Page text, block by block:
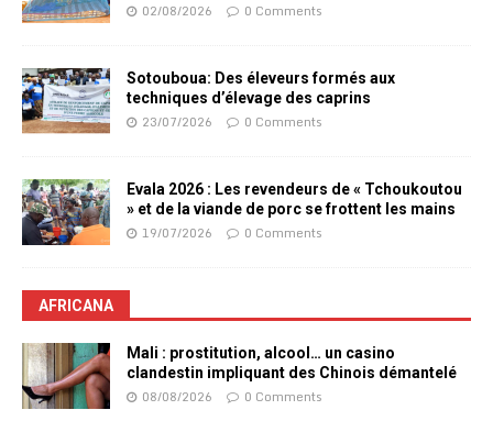
02/08/2026 0 Comments
Sotouboua: Des éleveurs formés aux
techniques d’élevage des caprins
23/07/2026 0 Comments
Evala 2026 : Les revendeurs de « Tchoukoutou
» et de la viande de porc se frottent les mains
19/07/2026 0 Comments
AFRICANA
Mali : prostitution, alcool… un casino
clandestin impliquant des Chinois démantelé
08/08/2026 0 Comments